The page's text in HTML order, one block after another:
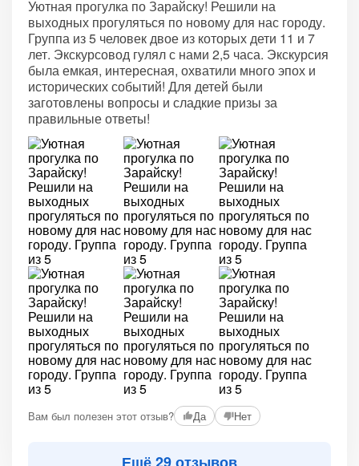
Уютная прогулка по Зарайску! Решили на
выходных прогуляться по новому для нас городу.
Группа из 5 человек двое из которых дети 11 и 7
лет. Экскурсовод гулял с нами 2,5 часа. Экскурсия
была емкая, интересная, охватили много эпох и
исторических событий! Для детей были
заготовлены вопросы и сладкие призы за
правильные ответы!
Вам был полезен этот отзыв? Да Нет